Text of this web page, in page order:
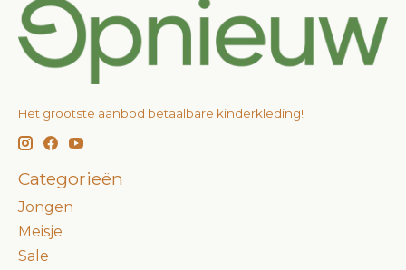
Het grootste aanbod betaalbare kinderkleding!
Categorieën
Jongen
Meisje
Sale